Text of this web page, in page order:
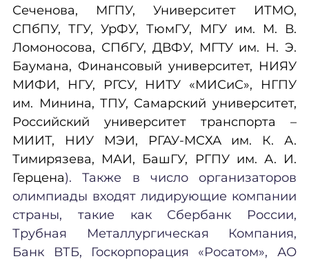
Сеченова, МГПУ, Университет ИТМО,
СПбПУ, ТГУ, УрФУ, ТюмГУ, МГУ им. М. В.
Ломоносова, СПбГУ, ДВФУ, МГТУ им. Н. Э.
Баумана, Финансовый университет, НИЯУ
МИФИ, НГУ, РГСУ, НИТУ «МИСиС», НГПУ
им. Минина, ТПУ, Самарский университет,
Российский университет транспорта –
МИИТ, НИУ МЭИ, РГАУ-МСХА им. К. А.
Тимирязева, МАИ, БашГУ, РГПУ им. А. И.
Герцена). Также в число организаторов
олимпиады входят лидирующие компании
страны, такие как Сбербанк России,
Трубная Металлургическая Компания,
Банк ВТБ, Госкорпорация «Росатом», АО